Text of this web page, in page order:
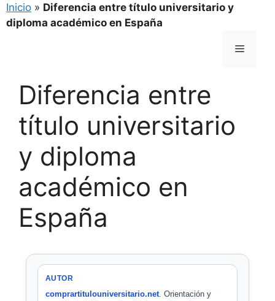
Inicio » Diferencia entre título universitario y
diploma académico en España
Menú
Diferencia entre
título universitario
y diploma
académico en
España
AUTOR
comprartitulouniversitario.net. Orientación y